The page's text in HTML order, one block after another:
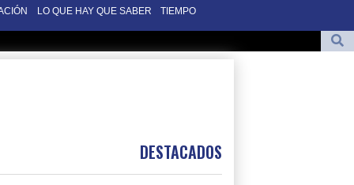
LO QUE HAY QUE SABER TIEMPO
de polisilicio,
planea eludir la restricción de las redes sociales
DESTACADOS